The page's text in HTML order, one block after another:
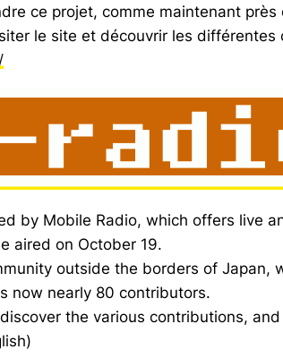
ce projet, comme maintenant
le site et découvrir les
by Mobile Radio, which offers live
aired on October 19.
outside the borders of Japan,
now nearly 80 contributors.
the various contributions,